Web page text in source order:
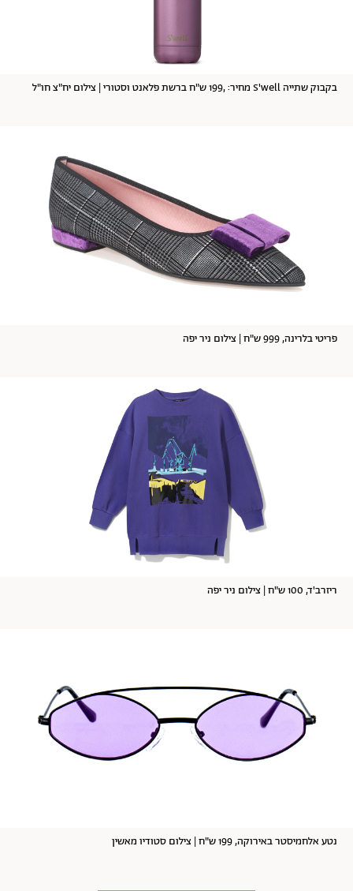
בקבוק שתייה S'well מחיר: ,199 ש"ח ברשת פלאנט וסטורי | צילום יח"צ חו"ל
פריטי בלרינה, 999 ש"ח | צילום ניר יפה
ריזרב'ד, 100 ש"ח | צילום ניר יפה
נטע אלחמיסטר באירוקה, 199 ש"ח | צילום סטודיו מאשין